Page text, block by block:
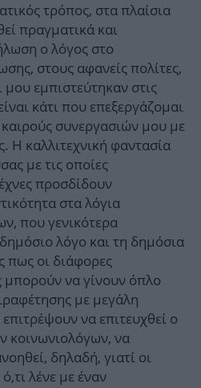
τρόπος, στα πλαίσια
πραγματικά και
ο λόγος στο
στους αφανείς πολίτες,
εμπιστεύτηκαν στις
κάτι που επεξεργάζομαι
συνεργασιών μου με
Η καλλιτεχνική φαντασία
με τις οποίες
προσδίδουν
στα λόγια
που γενικότερα
λόγο και τη δημόσια
πως οι διάφορες
μπορούν να γίνουν όπλο
με μεγάλη
να επιτευχθεί ο
κοινωνιολόγων, να
δηλαδή, γιατί οι
λένε με έναν